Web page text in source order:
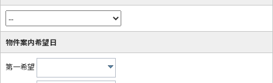
物件案内希望日
第一希望